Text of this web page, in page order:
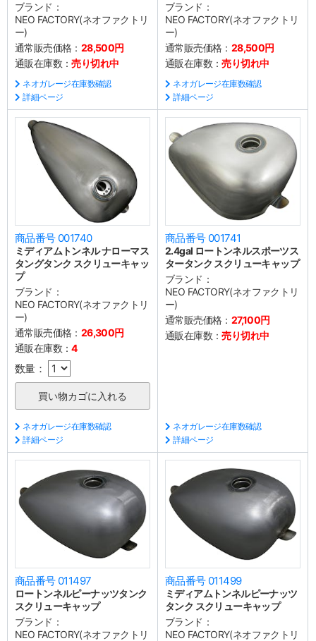
ブランド：
NEO FACTORY(ネオファクトリ
ー)
通常販売価格： 28,500円
通販在庫数：売り切れ中
ネオガレージ在庫数確認
詳細ページ
ブランド：
NEO FACTORY(ネオファクトリ
ー)
通常販売価格： 28,500円
通販在庫数：売り切れ中
ネオガレージ在庫数確認
詳細ページ
商品番号 001740
ミディアムトンネル ナローマス
タングタンク スクリューキャッ
プ
ブランド：
NEO FACTORY(ネオファクトリ
ー)
通常販売価格： 26,300円
通販在庫数：4
数量：
ネオガレージ在庫数確認
詳細ページ
商品番号 001741
2.4gal ロートンネルスポーツス
タータンク スクリューキャップ
ブランド：
NEO FACTORY(ネオファクトリ
ー)
通常販売価格： 27,100円
通販在庫数：売り切れ中
ネオガレージ在庫数確認
詳細ページ
商品番号 011497
ロートンネルピーナッツタンク
スクリューキャップ
ブランド：
NEO FACTORY(ネオファクトリ
商品番号 011499
ミディアムトンネルピーナッツ
タンク スクリューキャップ
ブランド：
NEO FACTORY(ネオファクトリ